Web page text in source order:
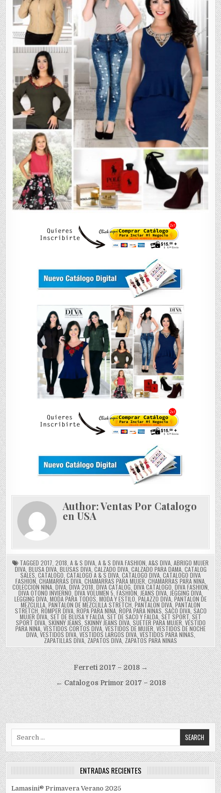
Author:Ventas Por Catalogo
en USA
TAGGED 2017 2018 A & S DIVA A & S DIVA FASHION A&S DIVA ABRIGO MUJER
DIVA, BLUSA DIVA, BLUSAS DIVA, CALZADO DIVA, CALZADO PARA DAMA, CATALOG
SALES CATALOGO CATALOGO A & S DIVA CATALOGO DIVA CATALOGO DIVA
FASHION, CHAMARRAS DIVA, CHAMARRAS PARA MUJER CHAMARRAS PARA NINA,
COLECCION NINA, DIVA, DIVA 2018 DIVA CATALOG, DIVA CATALOGO DIVA FASHION
DIVA OTONO INVIERNO DIVA VOLUMEN 5 FASHION JEANS DIVA, JEGGING DIVA,
LEGGING DIVA MODA PARA TODOS MODA Y ESTILO ,PALAZZO DIVA PANTALON DE
MEZCLILLA ,PANTALON DE MEZCLILLA STRETCH PANTALON DIVA PANTALON
STRETCH ROMPER DIVA, ROPA PARA NINA, ROPA PARA NINAS SACO DIVA, SACO
MUJER DIVA SET DE BLUSA Y FALDA SET DE SACO Y FALDA SET SPORT ,SET
SPORT DIVA,SKINNY JEANS SKINNY JEANS DIVA, SUETER PARA MUJER VESTIDO
PARA NINA VESTIDOS CORTOS DIVA VESTIDOS DE MUJER VESTIDOS DE NOCHE
DIVA, VESTIDOS DIVA, VESTIDOS LARGOS DIVA, VESTIDOS PARA NINAS
ZAPATILLAS DIVA ZAPATOS DIVA ZAPATOS PARA NINAS
Navegación
de
entradas
Ferreti 2017 – 2018 →
← Catalogos Primor 2017 – 2018
ENTRADAS RECIENTES
Lamasini® Primavera Verano 2025